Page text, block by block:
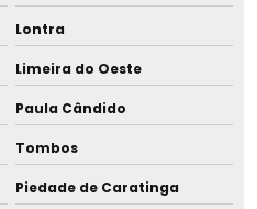
Lontra
Limeira do Oeste
Paula Cândido
Tombos
Piedade de Caratinga